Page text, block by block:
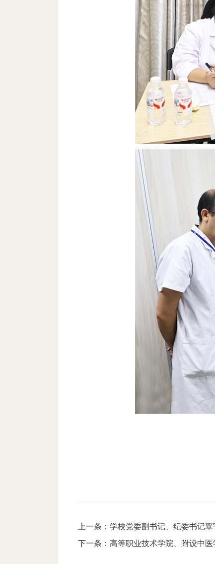
上一条： 学校党委副书记、纪委书记
下一条： 高等职业技术学院、附设中